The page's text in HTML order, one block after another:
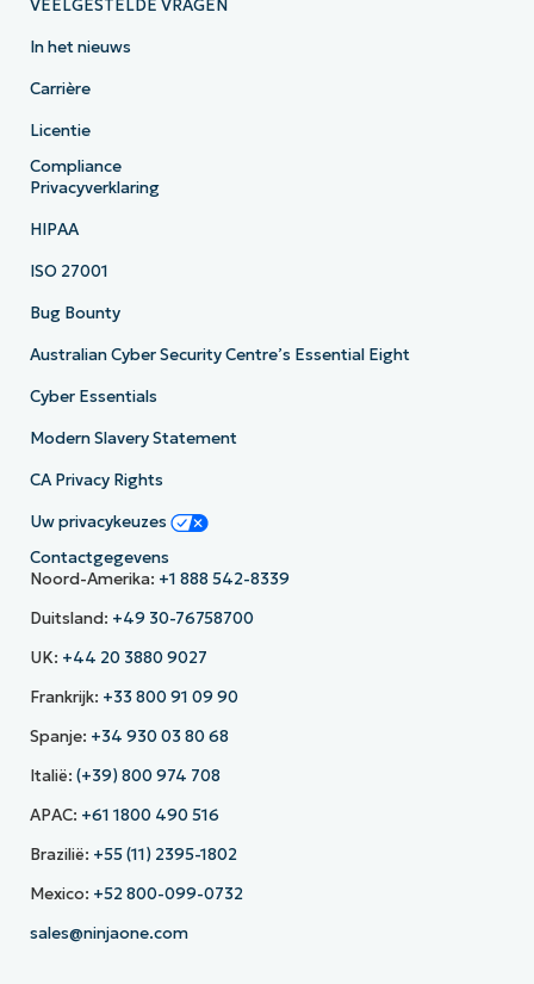
VEELGESTELDE VRAGEN
In het nieuws
Carrière
Licentie
Compliance
Privacyverklaring
HIPAA
ISO 27001
Bug Bounty
Australian Cyber Security Centre’s Essential Eight
Cyber Essentials
Modern Slavery Statement
CA Privacy Rights
Uw privacykeuzes
Contactgegevens
Noord-Amerika: +1 888 542-8339
Duitsland: +49 30-76758700
UK: +44 20 3880 9027
Frankrijk: +33 800 91 09 90
Spanje: +34 930 03 80 68
Italië: (+39) 800 974 708
APAC: +61 1800 490 516
Brazilië: +55 (11) 2395-1802
Mexico: +52 800-099-0732
sales@ninjaone.com